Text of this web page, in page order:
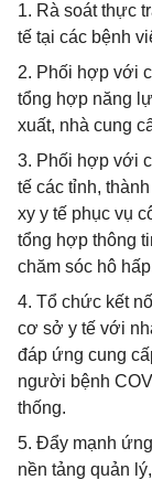
1. Rà soát thực
tế tại các bệnh
2. Phối hợp với
tổng hợp năng
xuất, nhà cung
3. Phối hợp với
tế các tỉnh,
xy y tế phục vụ
tổng hợp thông
chăm sóc hô
4. Tổ chức kết
cơ sở y tế với
đáp ứng cung
người bệnh
thống.
5. Đẩy mạnh
nền tảng quản